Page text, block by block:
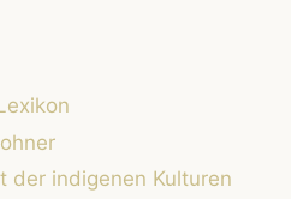
der indigenen Kulturen